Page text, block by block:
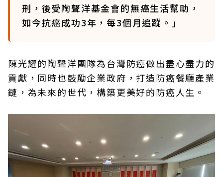
刑，後受陶聲洋基金會的無癌生活幫助，
如今抗癌成功3年，每3個月追蹤。」
陳光耀的陶聲洋團隊為台灣防癌做出盡心盡力的
貢獻，同時也鼓勵企業政府，打造防癌餐廳產業
鏈，為未來的世代，構築更美好的防癌人生。